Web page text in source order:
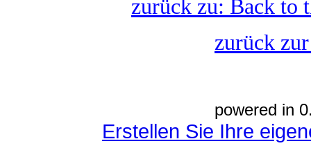
zurück zu: Back to
zurück
powered in
Erstellen Sie Ihre